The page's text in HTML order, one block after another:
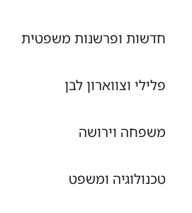
חדשות ופרשנות משפטית
פלילי וצווארון לבן
משפחה וירושה
טכנולוגיה ומשפט